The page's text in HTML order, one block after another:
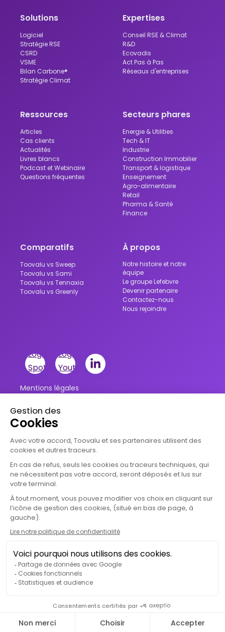
Solutions
Logiciel
Stratégie RSE
CSRD
VSME
Bilan Carbone®
Stratégie Climat
Expertises
Conseil RSE & Climat
R&D
Ecovadis
Act Pas à Pas
Réseaux d'entreprises
Ressources
Articles
Cas clients
Actualités
Livres blancs
Podcast et Webinaire
Questions fréquentes
Secteurs phares
Energie & Utilities
Tech & IT
Industrie
Construction Immobilier
Transport & logistique
Enseignement
Agro-alimentaire
Retail
Pharma & Santé
Finance
Comparatifs
Toovalu vs Sweep
Toovalu vs Sami
Toovalu vs Tennaxia
Toovalu vs Greenly
À propos
Notre histoire et notre
équipe
Le groupe Lefebvre
Devenir partenaire
Contactez-nous
Nous rejoindre
Mentions légales
Politique de confidentialité
Processus d'alerte
Charte éthique du Groupe